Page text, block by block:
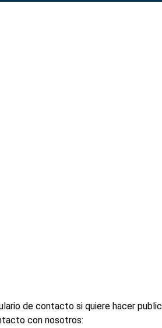
de contacto si quiere hacer
con nosotros: